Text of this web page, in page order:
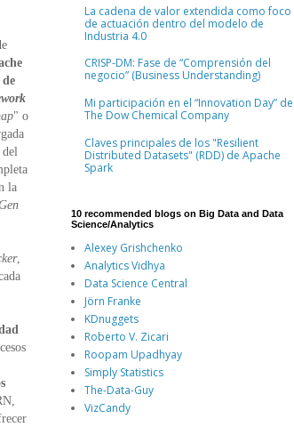
" o
del
la
,
La cadena de valor extendida como foco
de actuación dentro del modelo de
Industria 4.0
CRISP-DM: Fase de “Comprensión del
negocio” (Business Understanding)
Mi participación en el “Innovation Day” de
The Dow Chemical Company
Claves principales de los "Resilient
Distributed Datasets" (RDD) de Apache
Spark
10 recommended blogs on Big Data and Data
Science/Analytics
Alexey Grishchenko
Analytics Vidhya
Data Science Central
Jörn Franke
KDnuggets
Roberto V. Zicari
Roopam Upadhyay
Simply Statistics
The-Data-Guy
VizCandy